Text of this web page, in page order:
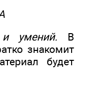
и умений. В
знакомит
будет